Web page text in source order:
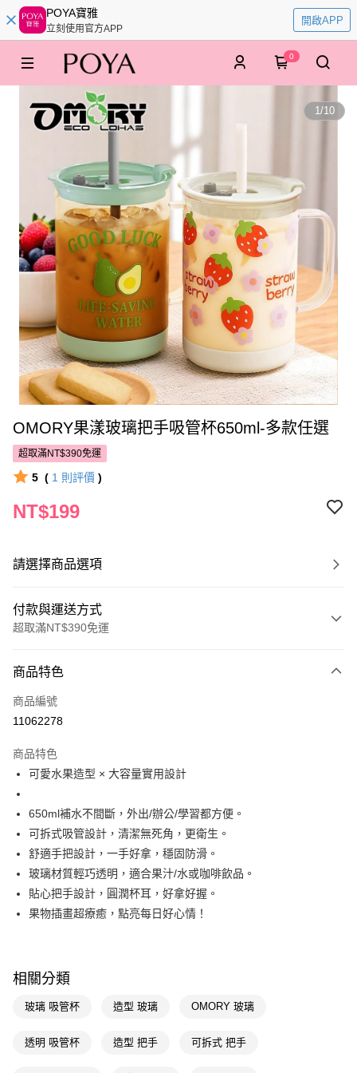
POYA寶雅
立刻使用官方APP
開啟APP
0
1/10
OMORY果漾玻璃把手吸管杯650ml-多款任選
超取滿NT$390免運
5 ( 1 則評價 )
NT$199
請選擇商品選項
付款與運送方式
超取滿NT$390免運
POYA支付
信用卡一次付款
LINE Pay
Apple Pay
街口支付
悠遊付
Google Pay
AFTEE先享後付
AFTEE先享後付是「在收到商品之後才付款」的支付方式。 讓您購物簡單
便利好安心！
２．便利：只要手機號碼，簡訊認證，即可結帳。
１．於結帳方式選擇「AFTEE先享後付」後，將跳轉至「AFTEE先享後付」
運送方式
商品特色
商品編號
11062278
商品特色
可愛水果造型 × 大容量實用設計
650ml補水不間斷，外出/辦公/學習都方便。
可拆式吸管設計，清潔無死角，更衛生。
舒適手把設計，一手好拿，穩固防滑。
玻璃材質輕巧透明，適合果汁/水或咖啡飲品。
貼心把手設計，圓潤杯耳，好拿好握。
果物插畫超療癒，點亮每日好心情！
相關分類
玻璃 吸管杯 造型 玻璃 OMORY 玻璃
透明 吸管杯 造型 把手 可拆式 把手